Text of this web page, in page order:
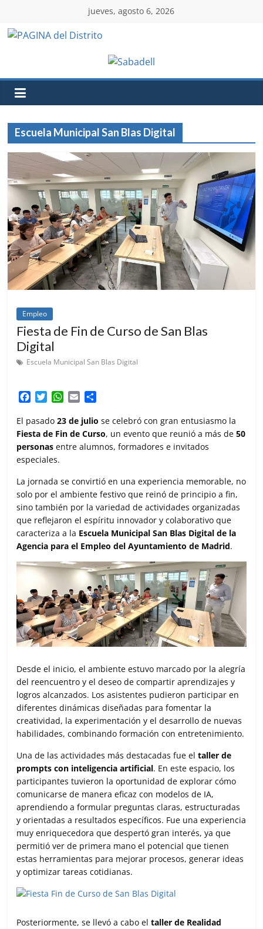
jueves, agosto 6, 2026
Escuela Municipal San Blas Digital
Empleo
Fiesta de Fin de Curso de San Blas
Digital
Escuela Municipal San Blas Digital
c
e
b
o
k
i
t
t
e
W
a
t
s
p
a
i
l
m
p
a
i
r
El pasado23 de julio se celebró con gran entusiasmo la
Fiesta de Fin de Curso, un evento que reunió a más de50
personas entre alumnos, formadores e invitados
especiales.
La jornada se convirtió en una experiencia memorable, no
solo por el ambiente festivo que reinó de principio a fin,
sino también por la variedad de actividades organizadas
que reflejaron el espíritu innovador y colaborativo que
caracteriza a la Escuela Municipal San Blas Digital de la
Agencia para el Empleo del Ayuntamiento de Madrid.
Desde el inicio, el ambiente estuvo marcado por la alegría
del reencuentro y el deseo de compartir aprendizajes y
logros alcanzados. Los asistentes pudieron participar en
diferentes dinámicas diseñadas para fomentar la
creatividad, la experimentación y el desarrollo de nuevas
habilidades, combinando formación con entretenimiento.
Una de las actividades más destacadas fue eltaller de
prompts con inteligencia artificial. En este espacio, los
participantes tuvieron la oportunidad de explorar cómo
comunicarse de manera eficaz con modelos de IA,
aprendiendo a formular preguntas claras, estructuradas
y orientadas a resultados específicos. Fue una experiencia
muy enriquecedora que despertó gran interés, ya que
permitió ver de primera mano el potencial que tienen
estas herramientas para mejorar procesos, generar ideas
y optimizar tareas cotidianas.
Posteriormente, se llevó a cabo eltaller de Realidad